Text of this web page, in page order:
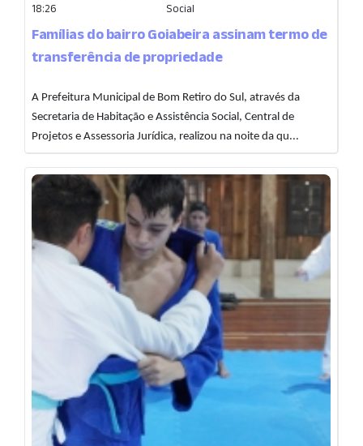
18:26
Social
Famílias do bairro Goiabeira assinam termo de
transferência de propriedade
A Prefeitura Municipal de Bom Retiro do Sul, através da
Secretaria de Habitação e Assistência Social, Central de
Projetos e Assessoria Jurídica, realizou na noite da qu...